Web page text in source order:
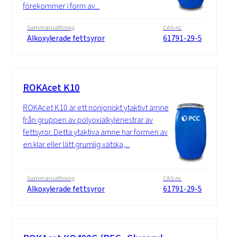
förekommer i form av...
Sammansättning
Alkoxylerade fettsyror
CAS-nr.
61791-29-5
ROKAcet K10
ROKAcet K10 är ett nonjoniskt ytaktivt ämne
från gruppen av polyoxialkylenestrar av
fettsyror. Detta ytaktiva ämne har formen av
en klar eller lätt grumlig vätska,...
Sammansättning
Alkoxylerade fettsyror
CAS-nr.
61791-29-5